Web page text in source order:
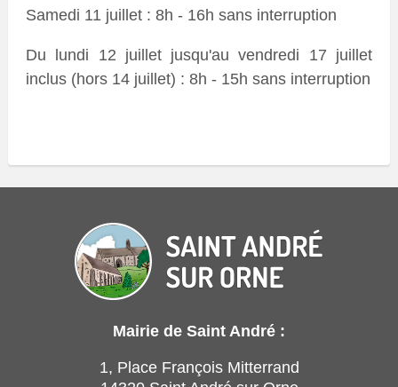
Samedi 11 juillet : 8h - 16h sans interruption
Du lundi 12 juillet jusqu'au vendredi 17 juillet
inclus (hors 14 juillet) : 8h - 15h sans interruption
Mairie de Saint André :
1, Place François Mitterrand